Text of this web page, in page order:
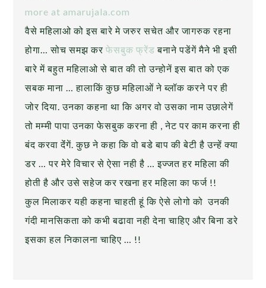
more at amarujala.com
वैसे महिलाओ को इस बारे मे जरुर सचेत और जागरुक रहना
होगा… सोच समझ करफेसबुक फ्रेंड बनाने पडेंगें मैने भी इसी
बारे में बहुत महिलाओ से बात की तो उन्होनें इस बात को एक
सबक माना … हालाकिं कुछ महिलाओं ने ब्लॉक करने पर ही
जोर दिया. उनका कहना था कि अगर वो उसका नाम उछालेगें
तो मम्मी पापा उनका फेसबुक करना ही , नेट पर काम करना ही
बंद करवा देंंगें. कुछ ने कहा कि वो बडे बाप की बेटी है उन्हें क्या
डर … पर मेरे विचार से ऐसा नही है … इज्जत हर महिला की
होती है और उसे सहेज कर रखना हर महिला का फर्ज !!
कुल मिलाकर यही कहना चाहती हूं कि ऐसे लोगो को उनकी
गंदी मानसिकता को कभी बढावा नही देना चाहिए और बिना डरे
इसका हल निकालना चाहिए … !!